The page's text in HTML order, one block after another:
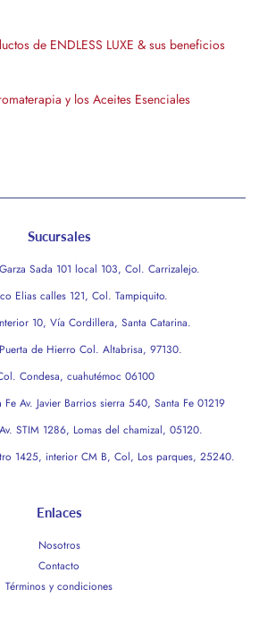
de ENDLESS LUXE & sus beneficios
y los Aceites Esenciales
Sucursales
Sada 101 local 103, Col. Carrizalejo.
Elias calles 121, Col. Tampiquito.
10, Vía Cordillera, Santa Catarina.
de Hierro Col. Altabrisa, 97130.
Condesa, cuahutémoc 06100
Fe Av. Javier Barrios sierra 540, Santa Fe 01219
STIM 1286, Lomas del chamizal, 05120.
1425, interior CM B, Col, Los parques, 25240.
Enlaces
Nosotros
Contacto
Términos y condiciones